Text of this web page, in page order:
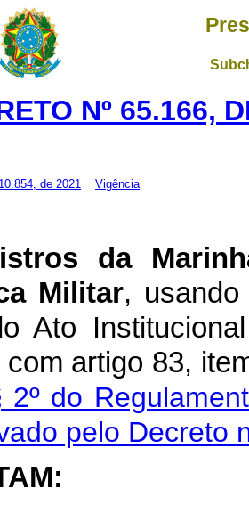
Nº 65.166,
de 2021 Vigência
da
Militar,
Ato
artigo 83,
2º do
pelo Decreto